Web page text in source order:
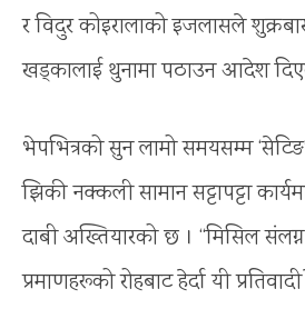
र विदुर कोइरालाको इजलासले शुक्रबार
खड्कालाई थुनामा पठाउन आदेश
भेपभित्रको सुन लामो समयसम्म
झिकी नक्कली सामान सट्टापट्टा
दाबी अख्तियारको छ । “मिसिल संलग्न
प्रमाणहरूको रोहबाट हेर्दा यी